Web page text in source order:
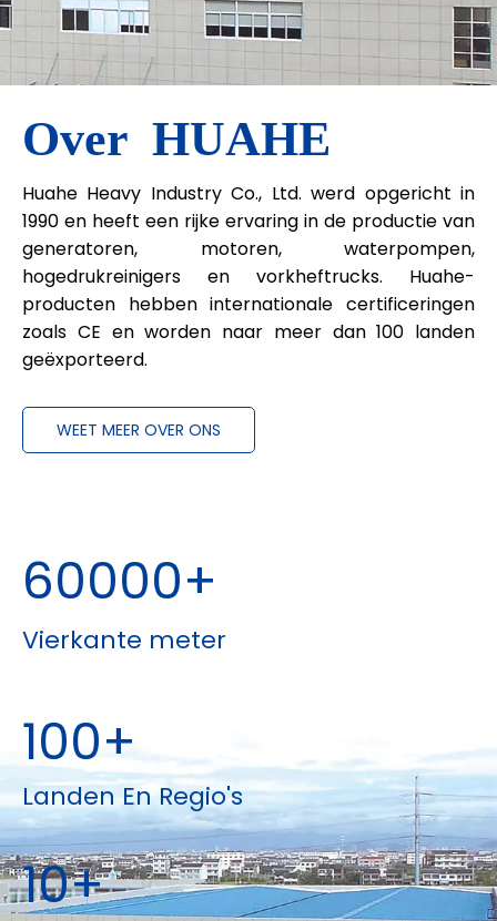
Over HUAHE
Huahe Heavy Industry Co., Ltd. werd opgericht in
1990 en heeft een rijke ervaring in de productie van
generatoren, motoren, waterpompen,
hogedrukreinigers en vorkheftrucks. Huahe-
producten hebben internationale certificeringen
zoals CE en worden naar meer dan 100 landen
geëxporteerd.
WEET MEER OVER ONS
60000+
Vierkante meter
100+
Landen En Regio's
10+